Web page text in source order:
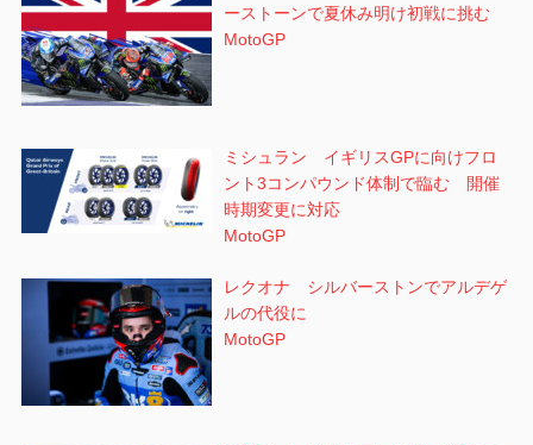
ーストーンで夏休み明け初戦に挑む
MotoGP
ミシュラン イギリスGPに向けフロ
ント3コンパウンド体制で臨む 開催
時期変更に対応
MotoGP
レクオナ シルバーストンでアルデゲ
ルの代役に
MotoGP